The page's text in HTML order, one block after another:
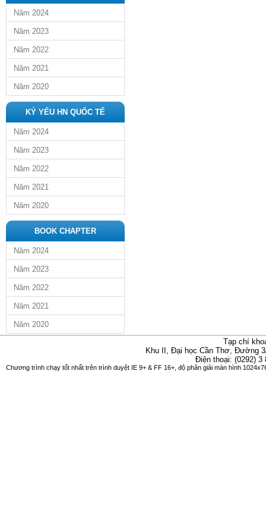
Năm 2024
Năm 2023
Năm 2022
Năm 2021
Năm 2020
KỶ YẾU HN QUỐC TẾ
Năm 2024
Năm 2023
Năm 2022
Năm 2021
Năm 2020
BOOK CHAPTER
Năm 2024
Năm 2023
Năm 2022
Năm 2021
Năm 2020
Tạp chí
Khu II, Đại học Cần Thơ, Đường
Điện thoại: (0292)
Chương trình chạy tốt nhất trên trình duyệt IE 9+ & FF 16+, độ phân giải màn hình